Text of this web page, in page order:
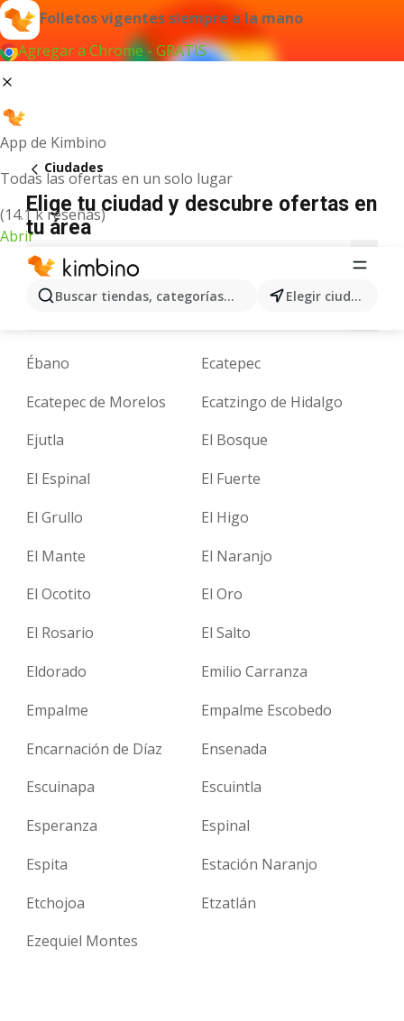
Folletos vigentes siempre a la mano
Agregar a Chrome - GRATIS
App de Kimbino
Todas las ofertas en un solo lugar
(14.1 k reseñas)
Abrir
Buscar tiendas, categorías, productos... Elegir ciudad
Ciudades
Elige tu ciudad y descubre ofertas en
tu área
A B C J
N
O P Q R S U V X
Ébano
Ecatepec
Ecatepec de Morelos
Ecatzingo de Hidalgo
Ejutla
El Bosque
El Espinal
El Fuerte
El Grullo
El Higo
El Mante
El Naranjo
El Ocotito
El Oro
El Rosario
El Salto
Eldorado
Emilio Carranza
Empalme
Empalme Escobedo
Encarnación de Díaz
Ensenada
Escuinapa
Escuintla
Esperanza
Espinal
Espita
Estación Naranjo
Etchojoa
Etzatlán
Ezequiel Montes